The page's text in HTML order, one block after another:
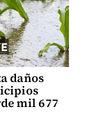
daños
mil 677